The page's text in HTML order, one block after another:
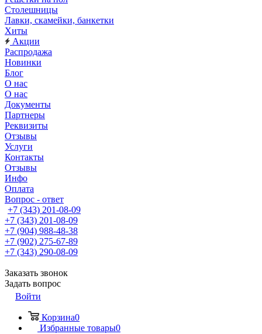
Столешницы
Лавки, скамейки, банкетки
Хиты
Акции
Распродажа
Новинки
Блог
О нас
О нас
Документы
Партнеры
Реквизиты
Отзывы
Услуги
Контакты
Отзывы
Инфо
Оплата
Вопрос - ответ
+7 (343) 201-08-09
+7 (343) 201-08-09
+7 (904) 988-48-38
+7 (902) 275-67-89
+7 (343) 290-08-09
Заказать звонок
Задать вопрос
Войти
Корзина0
Избранные товары0